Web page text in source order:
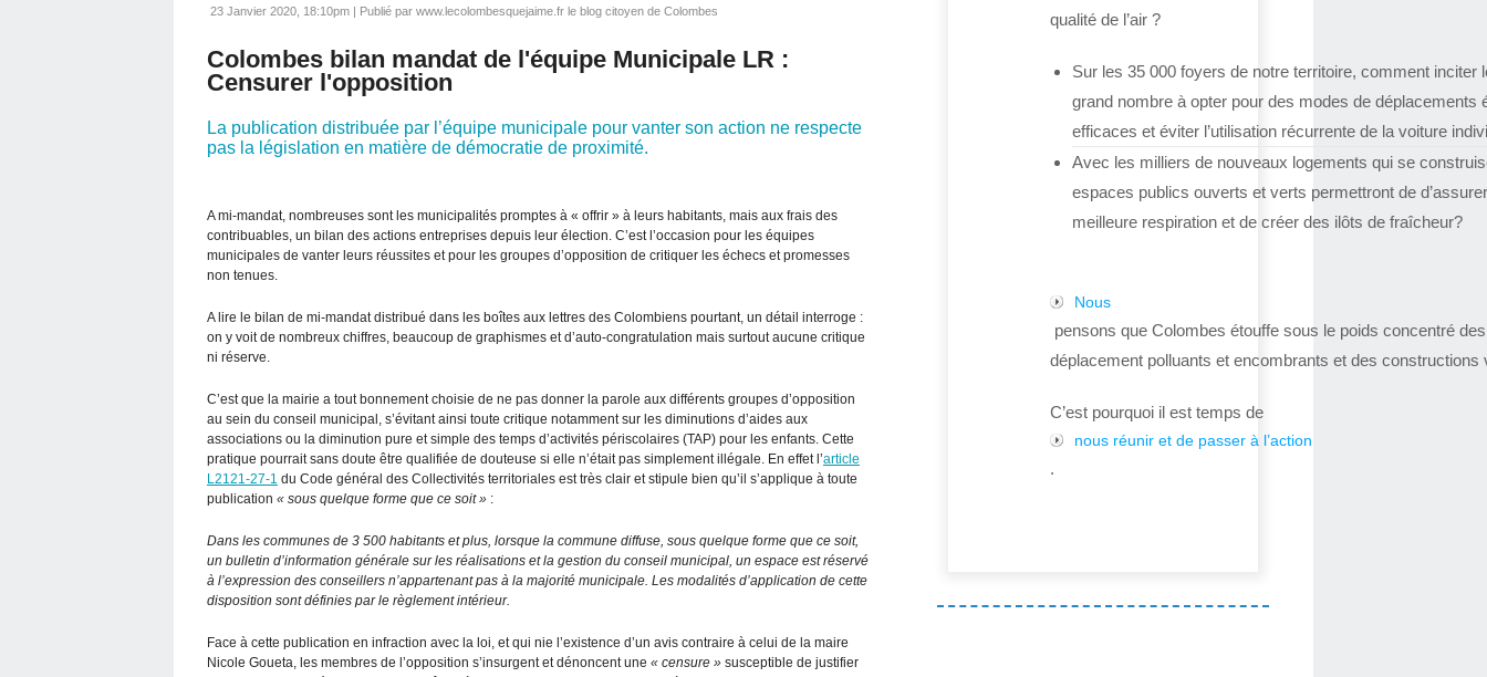
23 Janvier 2020, 18:10pm Publié par www.lecolombesquejaime.fr le blog citoyen de Colombes
Colombes bilan mandat de l'équipe Municipale LR :
Censurer l'opposition
La publication distribuée par l’équipe municipale pour vanter son action ne respecte
pas la législation en matière de démocratie de proximité.
A mi-mandat, nombreuses sont les municipalités promptes à « offrir » à leurs habitants, mais aux frais des
contribuables, un bilan des actions entreprises depuis leur élection. C’est l’occasion pour les équipes
municipales de vanter leurs réussites et pour les groupes d’opposition de critiquer les échecs et promesses
non tenues.
A lire le bilan de mi-mandat distribué dans les boîtes aux lettres des Colombiens pourtant, un détail interroge :
on y voit de nombreux chiffres, beaucoup de graphismes et d’auto-congratulation mais surtout aucune critique
ni réserve.
C’est que la mairie a tout bonnement choisie de ne pas donner la parole aux différents groupes d’opposition
au sein du conseil municipal, s’évitant ainsi toute critique notamment sur les diminutions d’aides aux
associations ou la diminution pure et simple des temps d’activités périscolaires (TAP) pour les enfants. Cette
pratique pourrait sans doute être qualifiée de douteuse si elle n’était pas simplement illégale. En effet l’article
L2121-27-1 du Code général des Collectivités territoriales est très clair et stipule bien qu’il s’applique à toute
publication « sous quelque forme que ce soit » :
Dans les communes de 3 500 habitants et plus, lorsque la commune diffuse, sous quelque forme que ce soit,
un bulletin d’information générale sur les réalisations et la gestion du conseil municipal, un espace est réservé
à l’expression des conseillers n’appartenant pas à la majorité municipale. Les modalités d’application de cette
disposition sont définies par le règlement intérieur.
Face à cette publication en infraction avec la loi, et qui nie l’existence d’un avis contraire à celui de la maire
Nicole Goueta, les membres de l’opposition s’insurgent et dénoncent une « censure » susceptible de justifier
qualité de l’air ?
Sur les 35 000 foyers de notre territoire, comment inciter
grand nombre à opter pour des modes de déplacements
efficaces et éviter l’utilisation récurrente de la voiture
Avec les milliers de nouveaux logements qui se
espaces publics ouverts et verts permettront de
meilleure respiration et de créer des ilôts de fraîcheur?
Nous
pensons que Colombes étouffe sous le poids concentré
déplacement polluants et encombrants et des constructions
C’est pourquoi il est temps de
nous réunir et de passer à l’action
.